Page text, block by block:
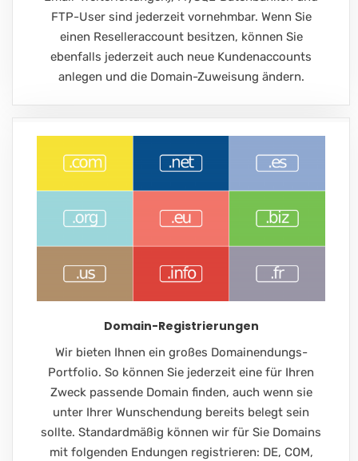
FTP-User sind jederzeit vornehmbar. Wenn Sie
einen Reselleraccount besitzen, können Sie
ebenfalls jederzeit auch neue Kundenaccounts
anlegen und die Domain-Zuweisung ändern.
Domain-Registrierungen
Wir bieten Ihnen ein großes Domainendungs-
Portfolio. So können Sie jederzeit eine für Ihren
Zweck passende Domain finden, auch wenn sie
unter Ihrer Wunschendung bereits belegt sein
sollte. Standardmäßig können wir für Sie Domains
mit folgenden Endungen registrieren: DE, COM,